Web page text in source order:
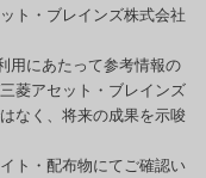
ト・ブレインズ株式会社
用にあたって参考情報の
菱アセット・ブレインズ
なく、将来の成果を示唆
ト・配布物にてご確認い